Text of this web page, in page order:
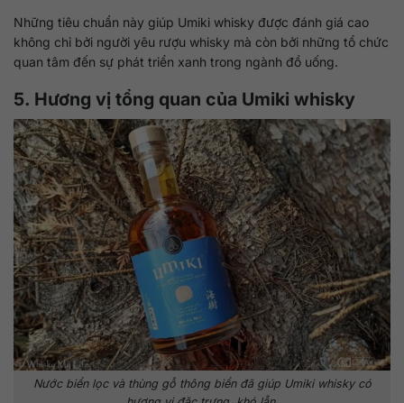
Những tiêu chuẩn này giúp Umiki whisky được đánh giá cao
không chỉ bởi người yêu rượu whisky mà còn bởi những tổ chức
quan tâm đến sự phát triển xanh trong ngành đồ uống.
5. Hương vị tổng quan của Umiki whisky
Nước biển lọc và thùng gỗ thông biển đã giúp Umiki whisky có